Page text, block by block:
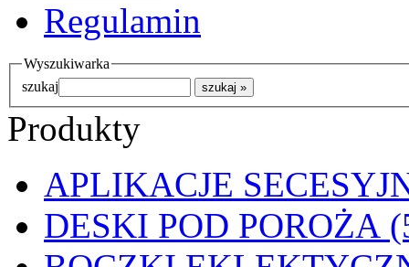
Regulamin
Wyszukiwarka
szukaj
Produkty
APLIKACJE
DESKI POD POROŻA